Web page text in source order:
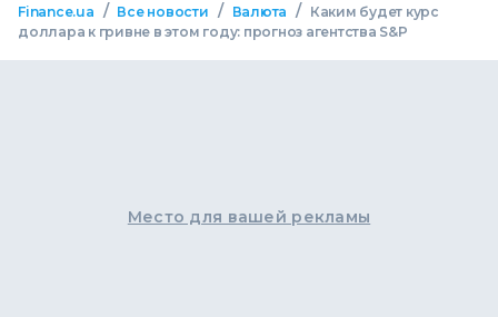
Finance.ua / Все новости / Валюта /
Каким будет курс
доллара к гривне в этом году: прогноз агентства S&P
Место для вашей рекламы